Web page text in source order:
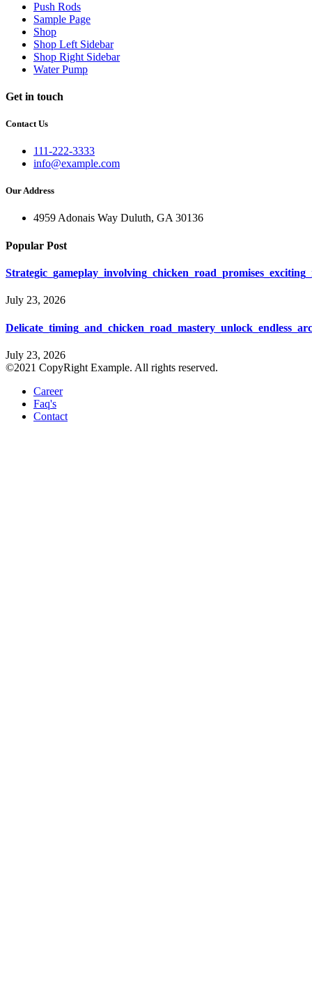
Push Rods
Sample Page
Shop
Shop Left Sidebar
Shop Right Sidebar
Water Pump
Get in touch
Contact Us
111-222-3333
info@example.com
Our Address
4959 Adonais Way Duluth, GA 30136
Popular Post
July 23, 2026
July 23, 2026
©2021 CopyRight Example. All rights reserved.
Career
Faq's
Contact